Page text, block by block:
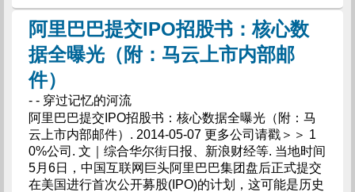
阿里巴巴提交IPO招股书：核心数
据全曝光（附：马云上市内部邮
件）
- - 穿过记忆的河流
阿里巴巴提交IPO招股书：核心数据全曝光（附：马
云上市内部邮件）. 2014-05-07 更多公司请戳＞＞ 1
0%公司. 文｜综合华尔街日报、新浪财经等. 当地时间
5月6日，中国互联网巨头阿里巴巴集团盘后正式提交
在美国进行首次公开募股(IPO)的计划，这可能是历史